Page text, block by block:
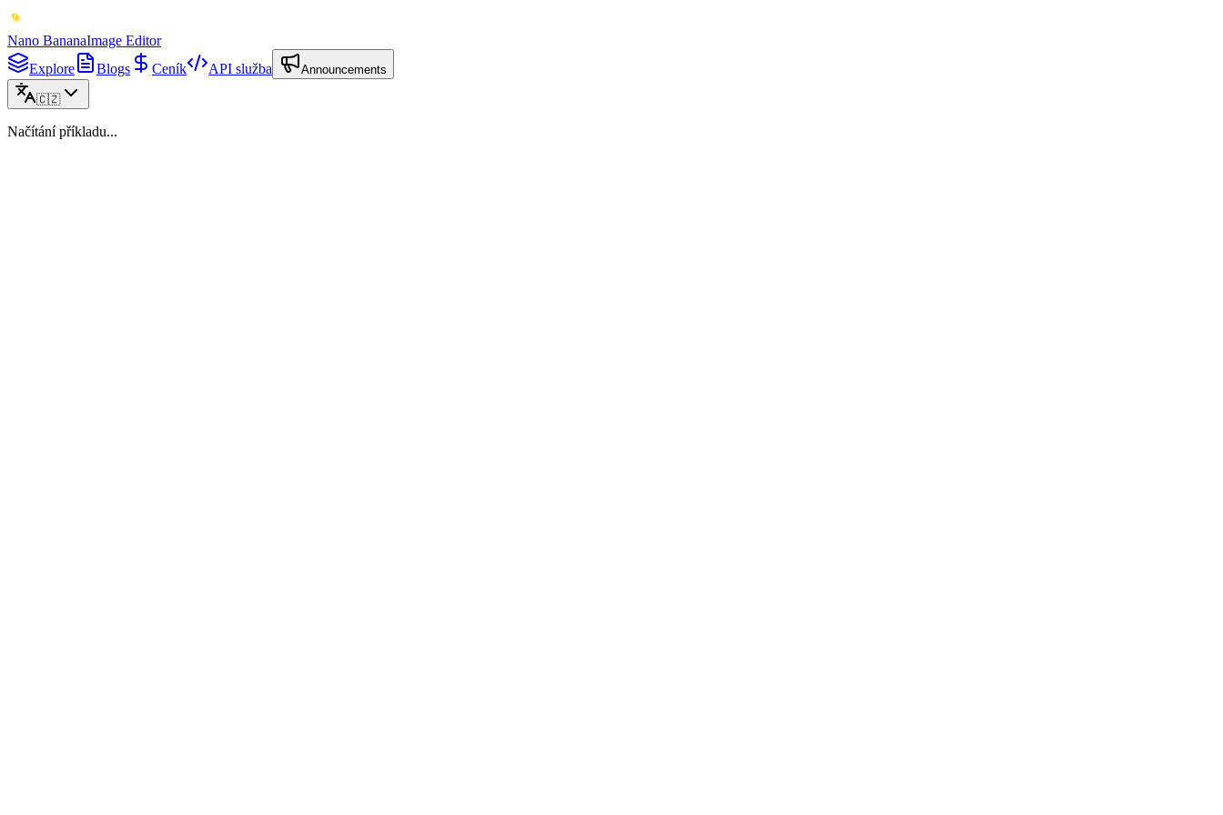
Nano BananaImage Editor
Explore
Blogs Ceník API služba Announcements
🇨🇿
Načítání příkladu...